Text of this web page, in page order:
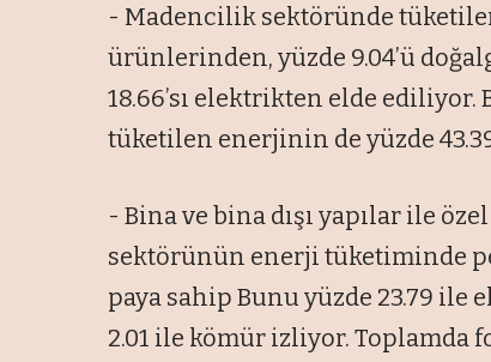
- Madencilik sektöründe
ürünlerinden, yüzde 9.04’ü
18.66’sı elektrikten elde
tüketilen enerjinin de yüzde
- Bina ve bina dışı yapılar ile
sektörünün enerji tüketiminde
paya sahip Bunu yüzde 23.79 ile
2.01 ile kömür izliyor. Toplamda